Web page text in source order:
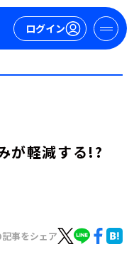
ログイン
が軽減する!?
記事をシェア